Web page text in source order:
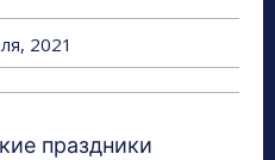
2021
праздники